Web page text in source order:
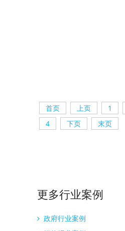
首页 上页 1
4
下页 末页
更多行业案例
政府行业案例